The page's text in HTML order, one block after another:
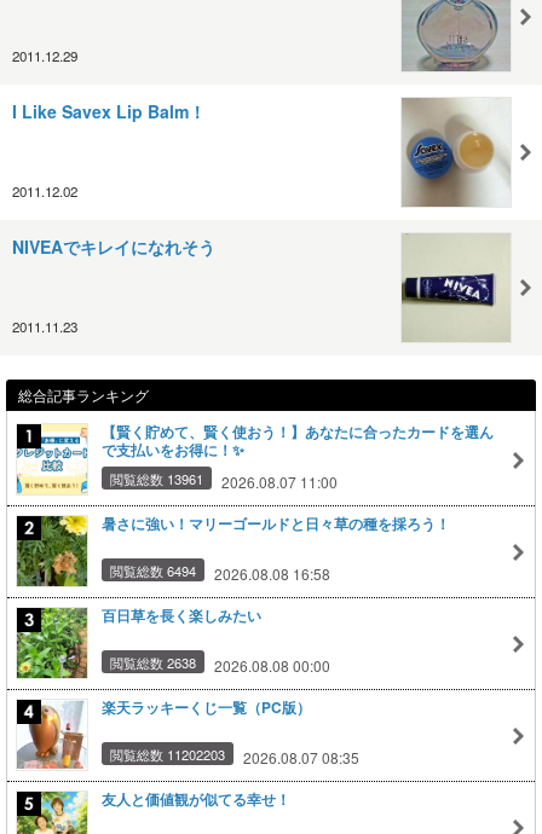
2011.12.29
I Like Savex Lip Balm！
2011.12.02
NIVEAでキレイになれそう
2011.11.23
総合記事ランキング
【賢く貯めて、賢く使おう！】あなたに合ったカードを選ん
で支払いをお得に！✨
閲覧総数 13961 2026.08.07 11:00
暑さに強い！マリーゴールドと日々草の種を採ろう！
閲覧総数 6494 2026.08.08 16:58
百日草を長く楽しみたい
閲覧総数 2638 2026.08.08 00:00
楽天ラッキーくじ一覧（PC版）
閲覧総数 11202203 2026.08.07 08:35
友人と価値観が似てる幸せ！